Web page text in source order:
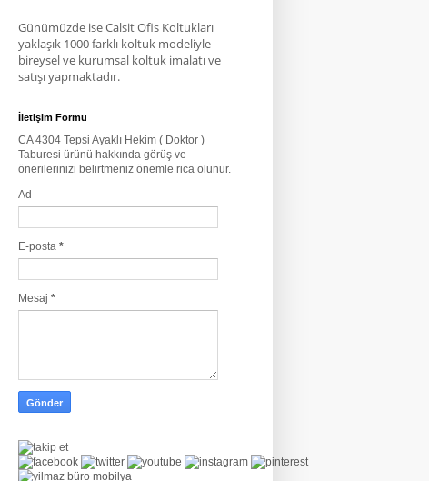
Günümüzde ise Calsit Ofis Koltukları
yaklaşık 1000 farklı koltuk modeliyle
bireysel ve kurumsal koltuk imalatı ve
satışı yapmaktadır.
İletişim Formu
CA 4304 Tepsi Ayaklı Hekim ( Doktor )
Taburesi ürünü hakkında görüş ve
önerilerinizi belirtmeniz önemle rica olunur.
Ad
E-posta *
Mesaj *